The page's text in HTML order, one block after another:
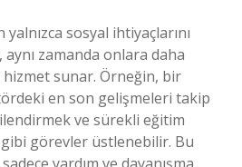
sosyal ihtiyaçlarını
aynı zamanda onlara daha
sunar. Örneğin, bir
en son gelişmeleri takip
ve sürekli eğitim
görevler üstlenebilir. Bu